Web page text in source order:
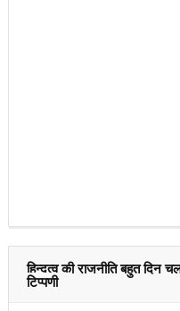
हिन्दुत्व की राजनीति बहुत दिन
टिप्पणी